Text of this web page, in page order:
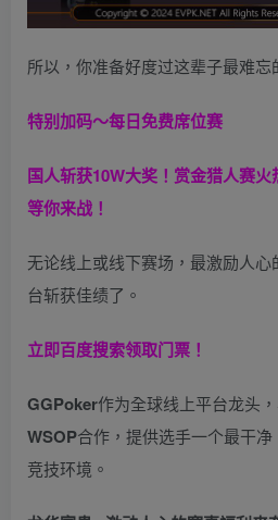
所以，你准备好度过这辈子最难忘
特别加码～每日免费席位赛
国人斩获10W大奖！ 赏金猎人赛
等你来战！
无论线上或线下赛场，最激励人
台斩获佳绩了。
立即百度搜索领取门票！
GGPoker作为全球线上平台龙头
WSOP合作，提供选手一个最干
竞技环境。